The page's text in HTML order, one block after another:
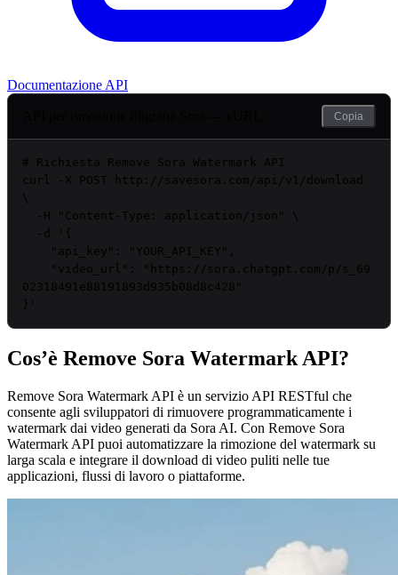
Documentazione API
Copia
# Richiesta Remove Sora Watermark API
curl
-X POST http://savesora.com/api/v1/download
\
  -H
"Content-Type: application/json"
\
  -d
'{
    "api_key": "
YOUR_API_KEY ",
02318491e88191893d935b08d8c428"
}'
Cos’è Remove Sora Watermark API?
Remove Sora Watermark API è un servizio API RESTful che
consente agli sviluppatori di rimuovere programmaticamente i
watermark dai video generati da Sora AI. Con Remove Sora
Watermark API puoi automatizzare la rimozione del watermark su
larga scala e integrare il download di video puliti nelle tue
applicazioni, flussi di lavoro o piattaforme.